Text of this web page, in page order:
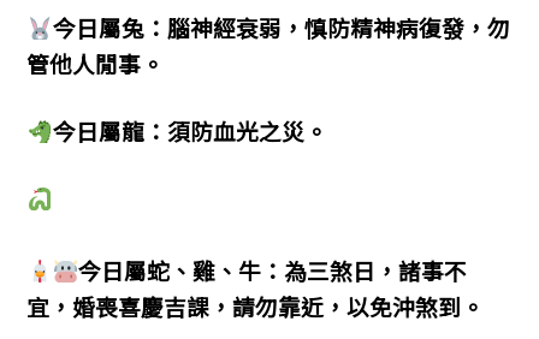
今日屬兔：腦神經衰弱，慎防精神病復發，勿
管他人閒事。
今日屬龍：須防血光之災。
今日屬蛇、雞、牛：為三煞日，諸事不
宜，婚喪喜慶吉課，請勿靠近，以免沖煞到。